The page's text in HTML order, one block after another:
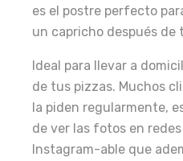
es el postre perfecto
un capricho después
Ideal para llevar a
de tus pizzas. Muchos
la piden regularmente,
de ver las fotos en
Instagram-able que